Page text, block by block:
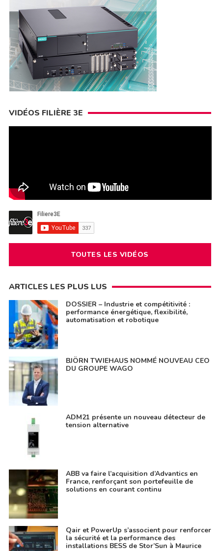
VIDÉOS FILIÈRE 3E
TOUTES LES VIDÉOS
ARTICLES LES PLUS LUS
DOSSIER – Industrie et compétitivité :
performance énergétique, flexibilité,
automatisation et robotique
BJÖRN TWIEHAUS NOMMÉ NOUVEAU CEO
DU GROUPE WAGO
ADM21 présente un nouveau détecteur de
tension alternative
ABB va faire l’acquisition d’Advantics en
France, renforçant son portefeuille de
solutions en courant continu
Qair et PowerUp s’associent pour renforcer
la sécurité et la performance des
installations BESS de Stor’Sun à Maurice